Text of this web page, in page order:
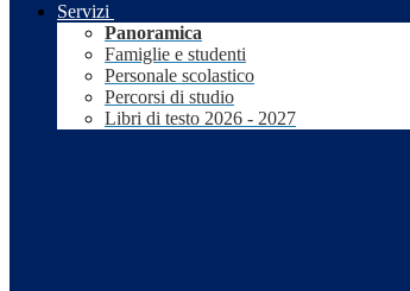
Servizi
Panoramica
Famiglie e studenti
Personale scolastico
Percorsi di studio
Libri di testo 2026 - 2027